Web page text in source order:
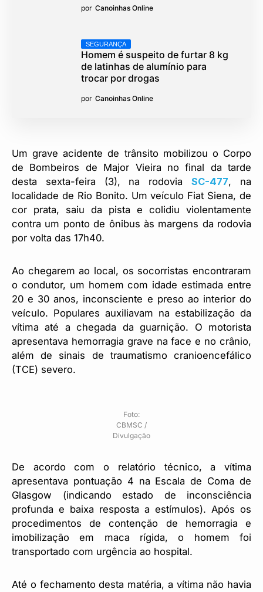
por Canoinhas Online
SEGURANÇA
Homem é suspeito de furtar 8 kg
de latinhas de alumínio para
trocar por drogas
por Canoinhas Online
Um grave acidente de trânsito mobilizou o Corpo
de Bombeiros de Major Vieira no final da tarde
desta sexta-feira (3), na rodoviaSC-477, na
localidade de Rio Bonito. Um veículo Fiat Siena, de
cor prata, saiu da pista e colidiu violentamente
contra um ponto de ônibus às margens da rodovia
por volta das 17h40.
Ao chegarem ao local, os socorristas encontraram
o condutor, um homem com idade estimada entre
20 e 30 anos, inconsciente e preso ao interior do
veículo. Populares auxiliavam na estabilização da
vítima até a chegada da guarnição. O motorista
apresentava hemorragia grave na face e no crânio,
além de sinais de traumatismo cranioencefálico
(TCE) severo.
Foto:
CBMSC /
Divulgação
De acordo com o relatório técnico, a vítima
apresentava pontuação 4 na Escala de Coma de
Glasgow (indicando estado de inconsciência
profunda e baixa resposta a estímulos). Após os
procedimentos de contenção de hemorragia e
imobilização em maca rígida, o homem foi
transportado com urgência ao hospital.
Até o fechamento desta matéria, a vítima não havia